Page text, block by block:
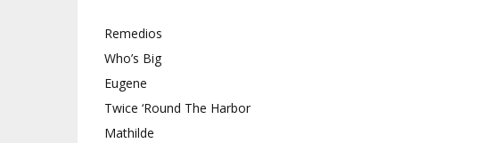
Remedios
Who’s Big
Eugene
Twice ‘Round The Harbor
Mathilde